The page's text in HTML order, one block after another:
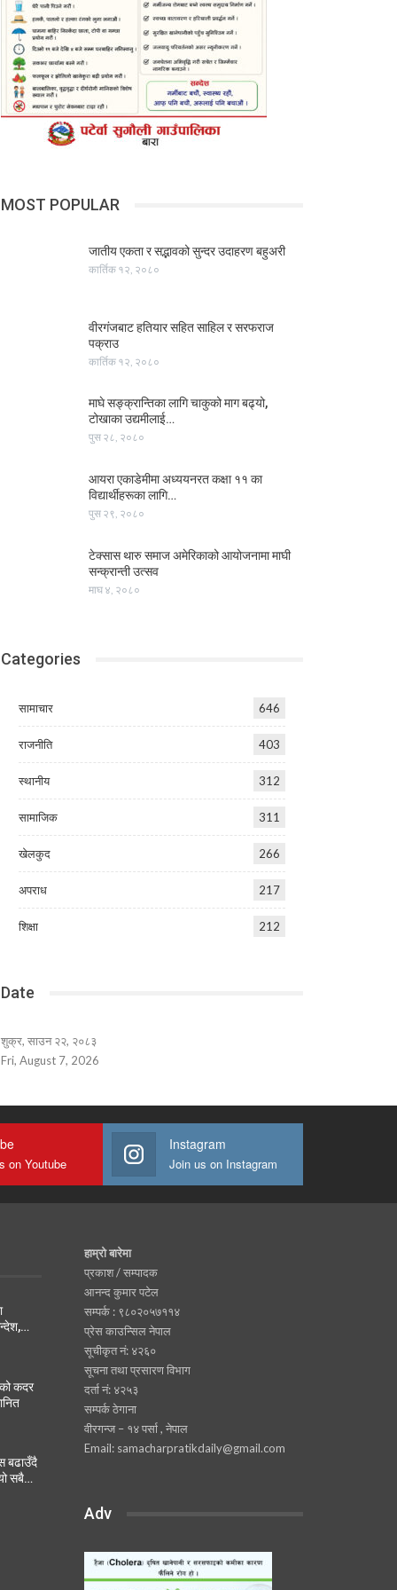
MOST POPULAR
जातीय एकता र सद्भावको सुन्दर उदाहरण बहुअरी
कार्तिक १२, २०८०
वीरगंजबाट हतियार सहित साहिल र सरफराज
पक्राउ
कार्तिक १२, २०८०
माघे सङ्क्रान्तिका लागि चाकुको माग बढ्यो,
टोखाका उद्यमीलाई…
पुस २८, २०८०
आयरा एकाडेमीमा अध्ययनरत कक्षा ११ का
विद्यार्थीहरूका लागि…
पुस २९, २०८०
टेक्सास थारु समाज अमेरिकाको आयोजनामा माघी
सन्क्रान्ती उत्सव
माघ ४, २०८०
Categories
सामाचार 646
राजनीति 403
स्थानीय 312
सामाजिक 311
खेलकुद 266
अपराध 217
शिक्षा 212
Date
शुक्र, साउन २२, २०८३
Fri, August 7, 2026
on Youtube
Instagram
Join us on Instagram
कदर
बढाउँदै
सबै…
हाम्रो बारेमा
प्रकाश / सम्पादक
आनन्द कुमार पटेल
सम्पर्क : ९८०२०५७११४
प्रेस काउन्सिल नेपाल
सूचीकृत नं: ४२६०
सूचना तथा प्रसारण विभाग
दर्ता नं: ४२५३
सम्पर्क ठेगाना
वीरगन्ज – १४ पर्सा , नेपाल
Email: samacharpratikdaily@gmail.com
Adv